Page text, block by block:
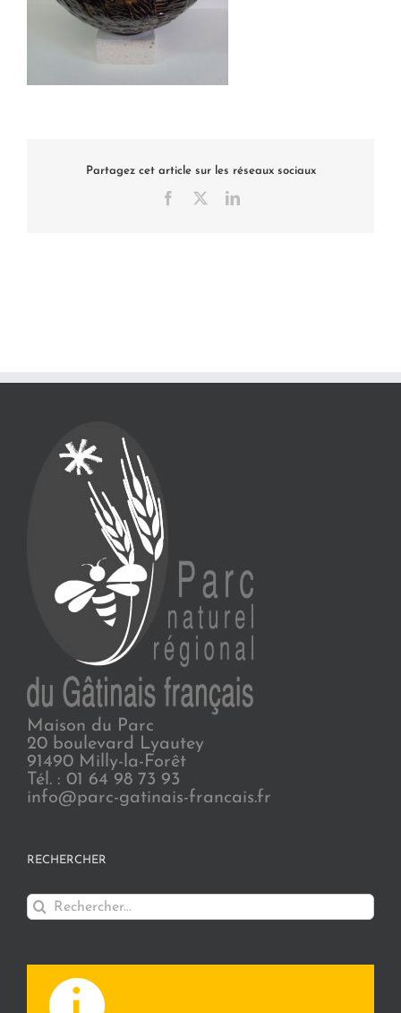
Partagez cet article sur les réseaux sociaux
Facebook LinkedIn
Maison du Parc
20 boulevard Lyautey
91490 Milly-la-Forêt
Tél. : 01 64 98 73 93
info@parc-gatinais-francais.fr
RECHERCHER
Rechercher: